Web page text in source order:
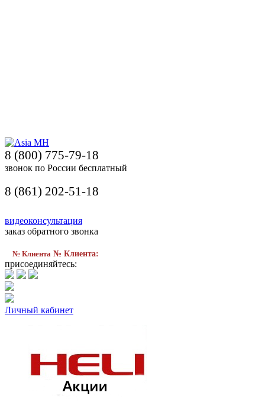
8 (800) 775-79-18
звонок по России бесплатный
8 (861) 202-51-18
видеоконсультация
заказ обратного звонка
№ Клиента № Клиента:
присоединяйтесь:
Личный кабинет